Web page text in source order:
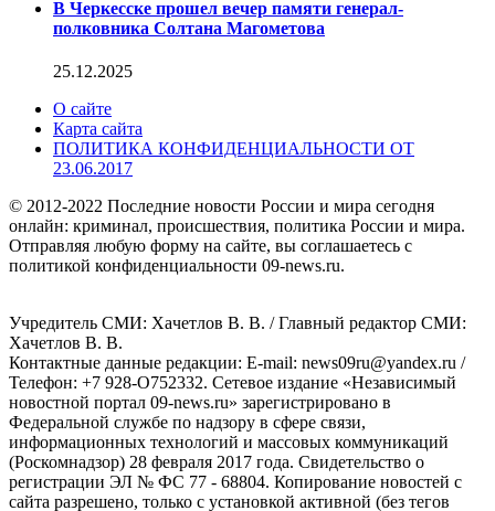
В Черкесске прошел вечер памяти генерал-
полковника Солтана Магометова
25.12.2025
О сайте
Карта сайта
ПОЛИТИКА КОНФИДЕНЦИАЛЬНОСТИ ОТ
23.06.2017
© 2012-2022 Последние новости России и мира сегодня
онлайн: криминал, происшествия, политика России и мира.
Отправляя любую форму на сайте, вы соглашаетесь с
политикой конфиденциальности 09-news.ru.
Учредитель СМИ: Хaчeтлoв B. B. / Главный редактор СМИ:
Хaчeтлoв B. B.
Контактные данные редакции: E-mail: news09ru@yandex.ru /
Телефон: +7 928-O752332. Сетевое издание «Независимый
новостной портал 09-news.ru» зарегистрировано в
Федеральной службе по надзору в сфере связи,
информационных технологий и массовых коммуникаций
(Роскомнадзор) 28 февраля 2017 года. Свидетельство о
регистрации ЭЛ № ФС 77 - 68804. Копирование новостей с
сайта разрешено, только с установкой активной (без тегов